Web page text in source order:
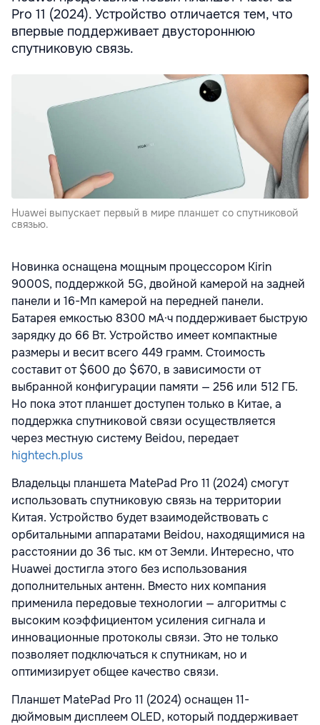
Pro 11 (2024). Устройство отличается тем, что
впервые поддерживает двустороннюю
спутниковую связь.
Huawei выпускает первый в мире планшет со спутниковой
связью.
Новинка оснащена мощным процессором Kirin
9000S, поддержкой 5G, двойной камерой на задней
панели и 16-Мп камерой на передней панели.
Батарея емкостью 8300 мА·ч поддерживает быструю
зарядку до 66 Вт. Устройство имеет компактные
размеры и весит всего 449 грамм. Стоимость
составит от $600 до $670, в зависимости от
выбранной конфигурации памяти — 256 или 512 ГБ.
Но пока этот планшет доступен только в Китае, а
поддержка спутниковой связи осуществляется
через местную систему Beidou, передает
hightech.plus
Владельцы планшета MatePad Pro 11 (2024) смогут
использовать спутниковую связь на территории
Китая. Устройство будет взаимодействовать с
орбитальными аппаратами Beidou, находящимися на
расстоянии до 36 тыс. км от Земли. Интересно, что
Huawei достигла этого без использования
дополнительных антенн. Вместо них компания
применила передовые технологии — алгоритмы с
высоким коэффициентом усиления сигнала и
инновационные протоколы связи. Это не только
позволяет подключаться к спутникам, но и
оптимизирует общее качество связи.
Планшет MatePad Pro 11 (2024) оснащен 11-
дюймовым дисплеем OLED, который поддерживает